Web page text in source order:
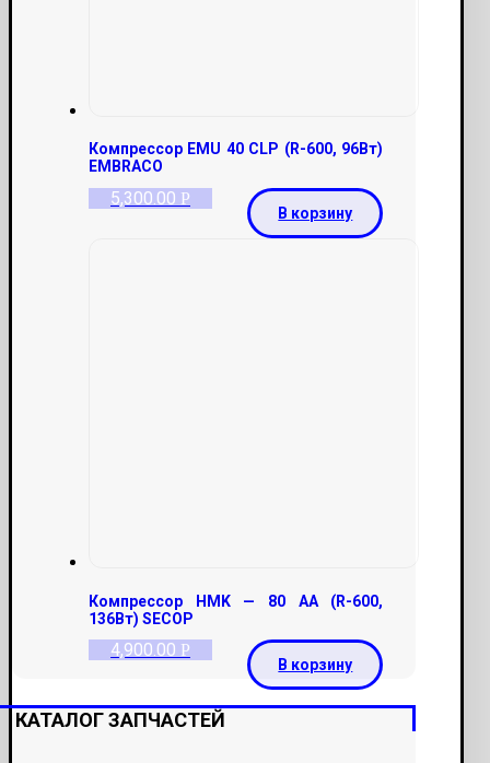
Компрессор EMU 40 CLP (R-600, 96Вт)
EMBRACO
5,300.00 Р
В корзину
Компрессор HMK — 80 AA (R-600,
136Вт) SECOP
4,900.00 Р
В корзину
КАТАЛОГ ЗАПЧАСТЕЙ